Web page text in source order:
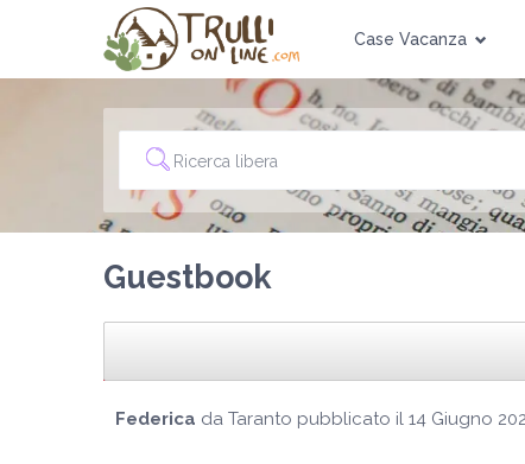
Case Vacanza
Guestbook
Federica da Taranto pubblicato il 14 Giugno